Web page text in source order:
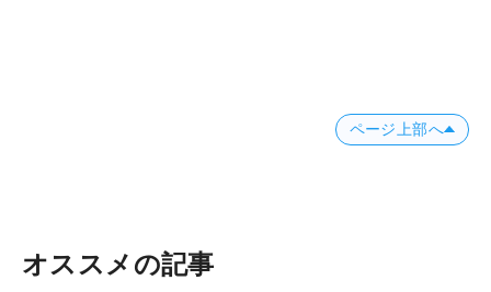
ページ上部へ
オススメの記事